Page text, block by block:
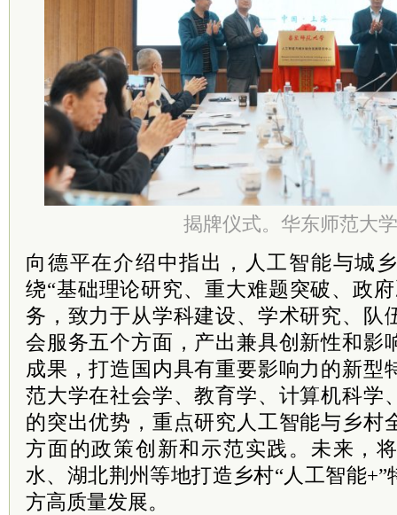
揭牌仪式。华东师范大
向德平在介绍中指出，人工智能与城
绕“基础理论研究、重大难题突破、政
务，致力于从学科建设、学术研究、队
会服务五个方面，产出兼具创新性和影
成果，打造国内具有重要影响力的新型
范大学在社会学、教育学、计算机科学
的突出优势，重点研究人工智能与乡村
方面的政策创新和示范实践。未来，
水、湖北荆州等地打造乡村“人工智能
方高质量发展。